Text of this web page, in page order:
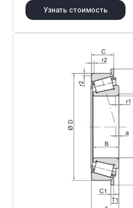
Узнать стоимость